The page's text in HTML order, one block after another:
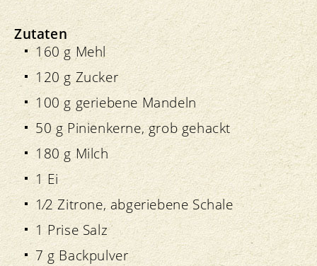
Zutaten
160 g Mehl
120 g Zucker
100 g geriebene Mandeln
50 g Pinienkerne, grob gehackt
180 g Milch
1 Ei
1⁄2 Zitrone, abgeriebene Schale
1 Prise Salz
7 g Backpulver